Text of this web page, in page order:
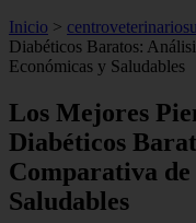
Inicio >
Diabéticos Baratos:
Económicas y Saludables
Los Mejores
Diabéticos
Comparativa de
Saludables